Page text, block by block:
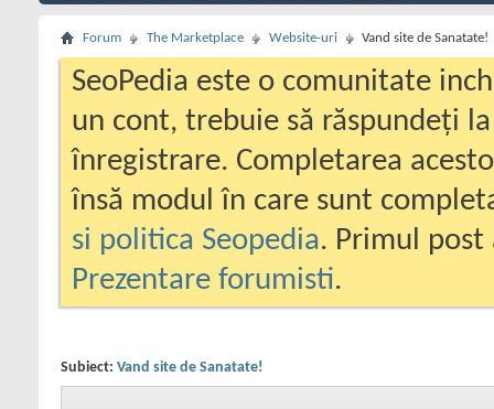
Forum The Marketplace Website-uri Vand site de Sanatate!
SeoPedia este o comunitate
un cont, trebuie să răspundeți
înregistrare. Completarea
însă modul în care sunt
si politica Seopedia. Primul
Prezentare forumisti.
Subiect: Vand site de Sanatate!